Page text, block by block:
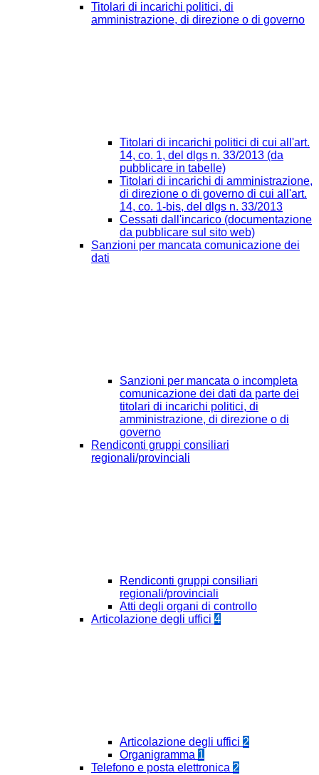
Titolari di incarichi politici, di
amministrazione, di direzione o di governo
Titolari di incarichi politici di cui all'art.
14, co. 1, del dlgs n. 33/2013 (da
pubblicare in tabelle)
Titolari di incarichi di amministrazione,
di direzione o di governo di cui all'art.
14, co. 1-bis, del dlgs n. 33/2013
Cessati dall'incarico (documentazione
da pubblicare sul sito web)
Sanzioni per mancata comunicazione dei
dati
Sanzioni per mancata o incompleta
comunicazione dei dati da parte dei
titolari di incarichi politici, di
amministrazione, di direzione o di
governo
Rendiconti gruppi consiliari
regionali/provinciali
Rendiconti gruppi consiliari
regionali/provinciali
Atti degli organi di controllo
Articolazione degli uffici 4
Articolazione degli uffici 2
Organigramma 1
Telefono e posta elettronica 2